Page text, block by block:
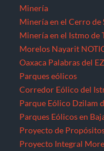
Minería
Minería en el Cerro de
Minería en el Istmo de
Morelos Nayarit
Oaxaca Palabras del
Parques eólicos
Corredor Eólico del
Parque Eólico Dzilam
Parques Eólicos en
Proyecto de
Proyecto Integral